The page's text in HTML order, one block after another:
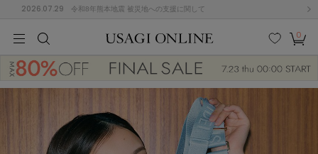
2026.07.29 令和8年熊本地震 被災地への支援に関して
に入
ト
0
(677)
D E F